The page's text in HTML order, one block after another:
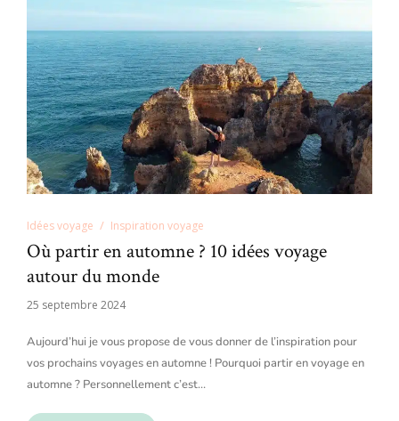
Idées voyage Inspiration voyage
Où partir en automne ? 10 idées voyage
autour du monde
25 septembre 2024
Aujourd’hui je vous propose de vous donner de l’inspiration pour
vos prochains voyages en automne ! Pourquoi partir en voyage en
automne ? Personnellement c’est…